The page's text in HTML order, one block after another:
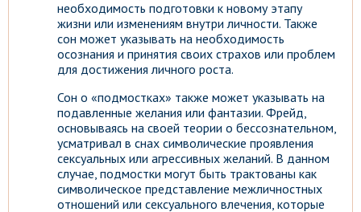
необходимость подготовки к новому этапу
жизни или изменениям внутри личности. Также
сон может указывать на необходимость
осознания и принятия своих страхов или проблем
для достижения личного роста.
Сон о «подмостках» также может указывать на
подавленные желания или фантазии. Фрейд,
основываясь на своей теории о бессознательном,
усматривал в снах символические проявления
сексуальных или агрессивных желаний. В данном
случае, подмостки могут быть трактованы как
символическое представление межличностных
отношений или сексуального влечения, которые